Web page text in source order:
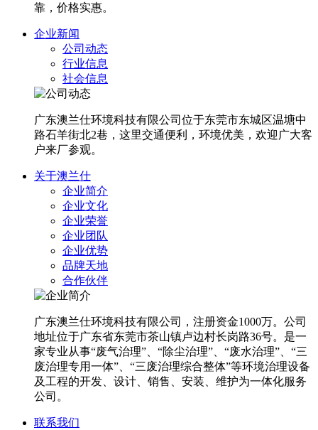
靠，价格实惠。
企业新闻
公司动态
行业信息
社会信息
广东澳兰仕环境科技有限公司位于东莞市东城区温塘中
路石羊街北2巷，这里交通便利，环境优美，欢迎广大客
户来厂参观。
关于澳兰仕
企业简介
企业文化
企业荣誉
企业团队
企业优势
品牌天地
合作伙伴
广东澳兰仕环境科技有限公司，注册资金1000万。公司
地址位于广东省东莞市茶山镇卢边村长岗路36号。是一
家专业从事“废气治理”、“除尘治理”、“废水治理”、“三
废治理专用一体”、“三废治理综合整体”等环境治理设备
及工程的开发、设计、销售、安装、维护为一体化服务
公司。
联系我们